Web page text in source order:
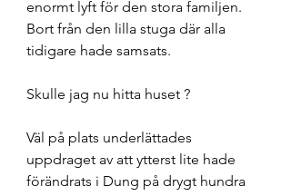
enormt lyft för den stora familjen.
Bort från den lilla stuga där alla
tidigare hade samsats.
Skulle jag nu hitta huset ?
Väl på plats underlättades
uppdraget av att ytterst lite hade
förändrats i Dung på drygt hundra